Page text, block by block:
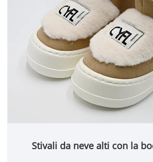
Stivali da neve alti con la